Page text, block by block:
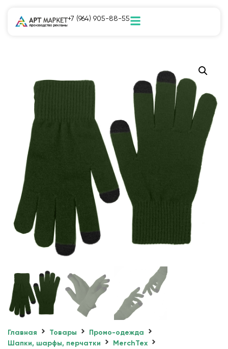
+7 (964) 905-88-55
Главная Товары
Промо-одежда
Шапки, шарфы, перчатки
MerchTex